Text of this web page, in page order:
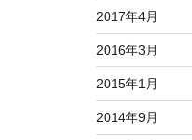
2017年4月
2016年3月
2015年1月
2014年9月